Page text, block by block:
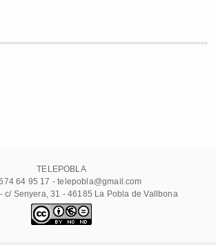
TELEPOBLA
64 95 17 - telepobla@gmail.com
c/ Senyera, 31 - 46185 La Pobla de Vallbona